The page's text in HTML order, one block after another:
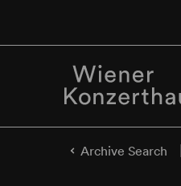
Archive Search